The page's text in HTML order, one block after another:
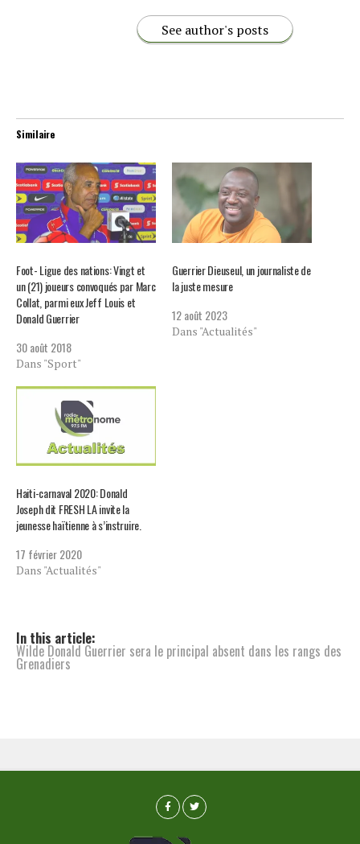
See author's posts
Similaire
Foot- Ligue des nations: Vingt et
un (21) joueurs convoqués par Marc
Collat, parmi eux Jeff Louis et
Donald Guerrier
30 août 2018
Dans "Sport"
Guerrier Dieuseul, un journaliste de
la juste mesure
12 août 2023
Dans "Actualités"
Haiti-carnaval 2020: Donald
Joseph dit FRESH LA invite la
jeunesse haïtienne à s’instruire.
17 février 2020
Dans "Actualités"
In this article:
Wilde Donald Guerrier sera le principal absent dans les rangs des
Grenadiers